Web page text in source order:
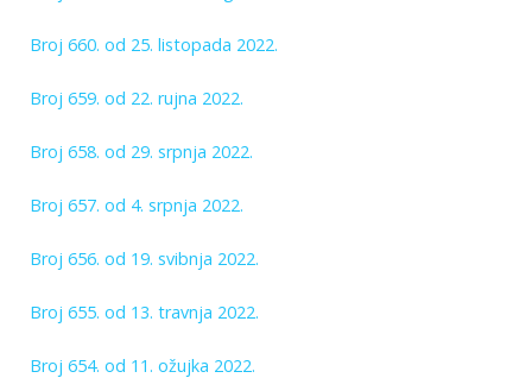
Broj 660. od 25. listopada 2022.
Broj 659. od 22. rujna 2022.
Broj 658. od 29. srpnja 2022.
Broj 657. od 4. srpnja 2022.
Broj 656. od 19. svibnja 2022.
Broj 655. od 13. travnja 2022.
Broj 654. od 11. ožujka 2022.